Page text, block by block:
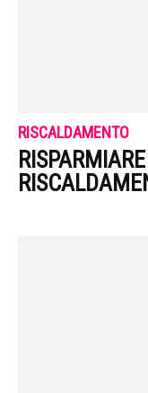
RISCALDAMENTO